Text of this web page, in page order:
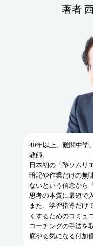
著者
40年以上、難関中学
教師。
日本初の「塾ソムリ
暗記や作業だけの無
ないという信念から
思考の本質に最短で
また、学習指導だけ
くするためのコミュ
コーチングの手法を
底やる気になる付加